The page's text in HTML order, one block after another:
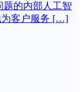
题的内部人工智
为客户服务 […]